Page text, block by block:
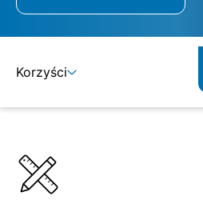
Korzyści
Kombinowane produkty